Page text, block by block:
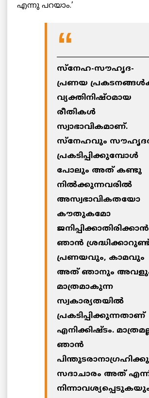
എന്നു പറയാം.’
സ്‌നേഹ-സൗഹൃദ-
പ്രണയ
വ്യക്തിനിഷ്ഠമായ
രീതികള്‍
സ്വാഭാവികമാണ്.
സ്‌നേഹവും
പ്രകടിപ്പിക്കുമ്പോള്‍
പോലും അത് കണ്ടു
നില്‍ക്കുന്നവരില്‍
അസ്വഭാവികതയോ
കൗതുകമോ
ജനിപ്പിക്കാതിരിക്കാന്‍
ഞാന്‍
പ്രണയവും, കാമവും
അത് ഞാനും
മാത്രമാകുന്ന
സ്വകാര്യതയില്‍
പ്രകടിപ്പിക്കുന്നതാണ്
എനിക്കിഷ്ടം.
ഞാന്‍
സദാചാരം അത്